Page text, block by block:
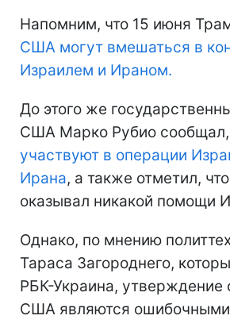
Напомним, что 15 июня
США могут вмешаться в
Израилем и Ираном.
До этого же
США Марко Рубио сообщал,
участвуют в операции
Ирана, а также отметил,
оказывал никакой помощи
Однако, по мнению
Тараса Загороднего,
РБК-Украина, утверждение
США являются